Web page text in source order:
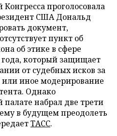
проголосовала
США Дональд
документ,
пункт об
об этике в сфере
который защищает
от судебных исков за
иное модерирование
Однако
набрал две трети
в будущем преодолеть
ТАСС.